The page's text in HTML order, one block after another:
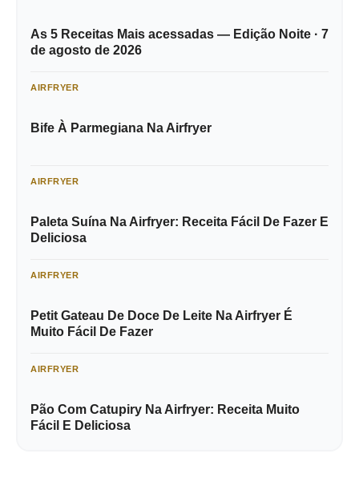
As 5 Receitas Mais acessadas — Edição Noite · 7
de agosto de 2026
AIRFRYER
Bife À Parmegiana Na Airfryer
AIRFRYER
Paleta Suína Na Airfryer: Receita Fácil De Fazer E
Deliciosa
AIRFRYER
Petit Gateau De Doce De Leite Na Airfryer É
Muito Fácil De Fazer
AIRFRYER
Pão Com Catupiry Na Airfryer: Receita Muito
Fácil E Deliciosa